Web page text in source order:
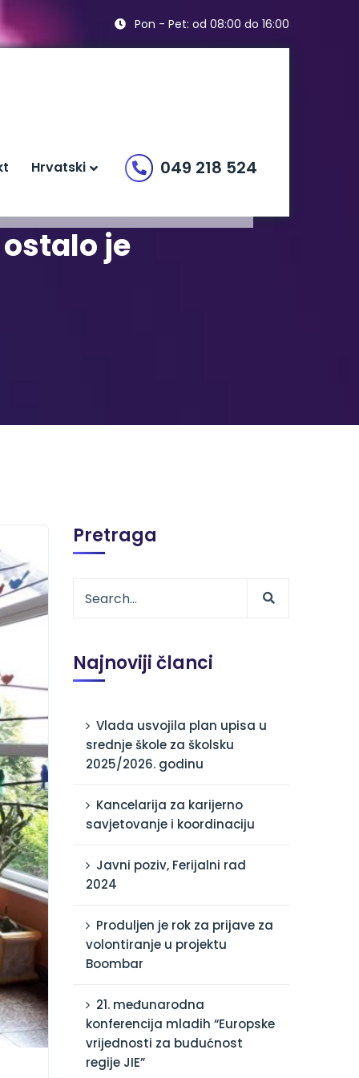
Pon - Pet: od 08:00 do 16:00
Hrvatski 049 218 524
je
Pretraga
Najnoviji članci
Vlada usvojila plan upisa u
srednje škole za školsku
2025/2026. godinu
Kancelarija za karijerno
savjetovanje i koordinaciju
Javni poziv, Ferijalni rad
2024
Produljen je rok za prijave za
volontiranje u projektu
Boombar
21. međunarodna
konferencija mladih “Europske
vrijednosti za budućnost
regije JIE”